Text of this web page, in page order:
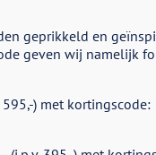
geprikkeld en
geven wij namelijk
) met kortingscode: